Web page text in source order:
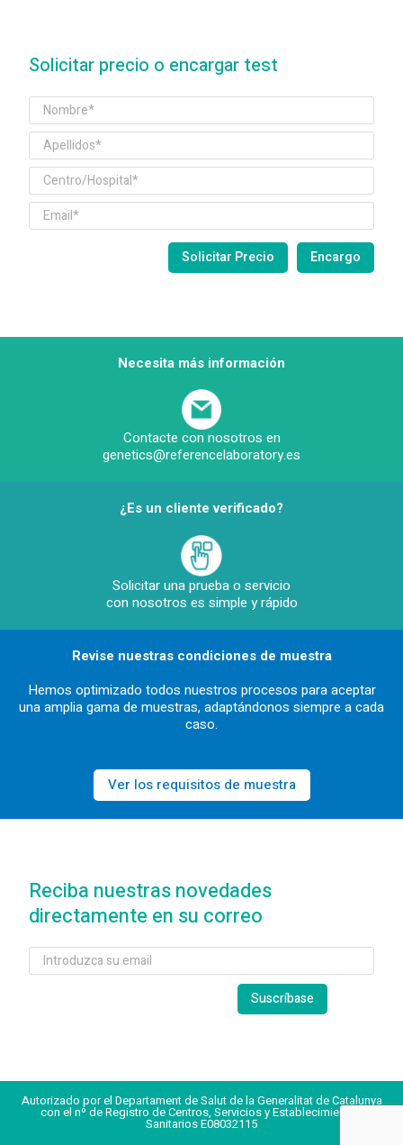
Solicitar precio o encargar test
Necesita más información
Contacte con nosotros en
genetics@referencelaboratory.es
¿Es un cliente verificado?
Solicitar una prueba o servicio
con nosotros es simple y rápido
Revise nuestras condiciones de muestra
Hemos optimizado todos nuestros procesos para aceptar
una amplia gama de muestras, adaptándonos siempre a cada
caso.
Ver los requisitos de muestra
Reciba nuestras novedades
directamente en su correo
Autorizado por el Departament de Salut de la Generalitat de Catalunya
con el nº de Registro de Centros, Servicios y Establecimientos
Sanitarios E08032115